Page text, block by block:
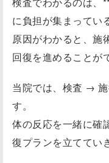
に負担が集まってい
原因がわかると、施
回復を進めることが
当院では、検査 →
す。
体の反応を一緒に確
復プランを立ててい